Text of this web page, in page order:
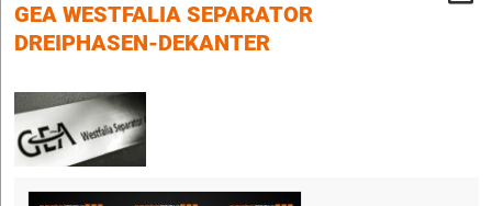
GEA WESTFALIA SEPARATOR
DREIPHASEN-DEKANTER